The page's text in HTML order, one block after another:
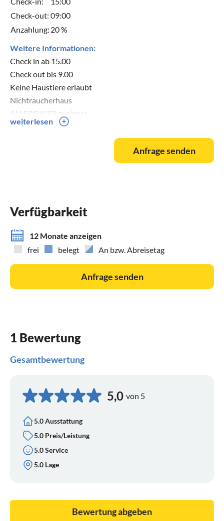
Check-out: 09:00
Anzahlung: 20 %
Weitere Informationen:
Check in ab 15.00
Check out bis 9.00
Keine Haustiere erlaubt
Nichtraucherhaus
ALLERGIKER geeignet
Wir begegnen unseren Gästen mit Herzlichkeit und legen
dabei viel Wert auf eine persönliche Beziehung. Deshalb
verwenden wir auch das höfliche DU und versuchen alles,
weiterlesen
Anfrage senden
Verfügbarkeit
12 Monate anzeigen
frei
belegt An bzw. Abreisetag
Anfrage senden
1 Bewertung
Gesamtbewertung
5,0 von 5
5.0 Ausstattung
5.0 Preis/Leistung
5.0 Service
5.0 Lage
Bewertung abgeben